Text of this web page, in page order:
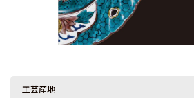
工芸産地